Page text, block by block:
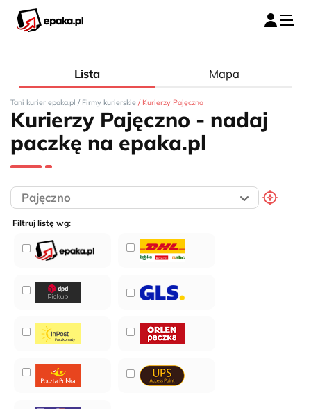
Lista Mapa
Tani kurier epaka.pl / Firmy kurierskie / Kurierzy Pajęczno
Kurierzy Pajęczno - nadaj
paczkę na epaka.pl
Filtruj listę wg: